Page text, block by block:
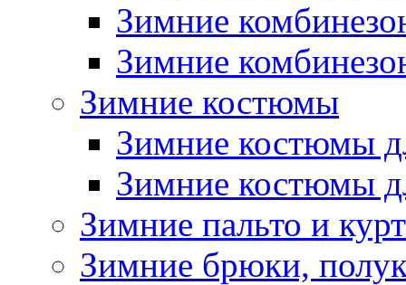
Зимние
Зимние
Зимние костюмы
Зимние костюмы
Зимние костюмы
Зимние пальто и
Зимние брюки,